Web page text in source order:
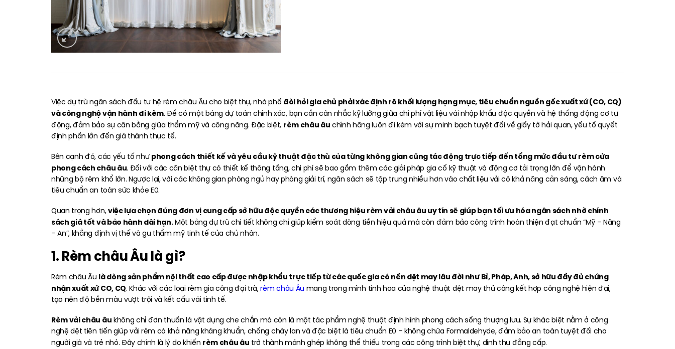
Việc dự trù ngân sách đầu tư hệ rèm châu Âu cho biệt thự, nhà phốđòi hỏi gia chủ phải xác định rõ khối lượng hạng mục, tiêu chuẩn nguồn gốc xuất xứ (CO, CQ)
và công nghệ vận hành đi kèm. Để có một bảng dự toán chính xác, bạn cần cân nhắc kỹ lưỡng giữa chi phí vật liệu vải nhập khẩu độc quyền và hệ thống động cơ tự
động, đảm bảo sự cân bằng giữa thẩm mỹ và công năng. Đặc biệt, rèm châu âuchính hãng luôn đi kèm với sự minh bạch tuyệt đối về giấy tờ hải quan, yếu tố quyết
định phần lớn đến giá thành thực tế.
Bên cạnh đó, các yếu tố nhưphong cách thiết kế và yêu cầu kỹ thuật đặc thù của từng không gian cũng tác động trực tiếp đến tổng mức đầu tư rèm cửa
phong cách châu âu. Đối với các căn biệt thự có thiết kế thông tầng, chi phí sẽ bao gồm thêm các giải pháp gia cố kỹ thuật và động cơ tải trọng lớn để vận hành
những bộ rèm khổ lớn. Ngược lại, với các không gian phòng ngủ hay phòng giải trí, ngân sách sẽ tập trung nhiều hơn vào chất liệu vải có khả năng cản sáng, cách âm và
tiêu chuẩn an toàn sức khỏe E0.
Quan trọng hơn,việc lựa chọn đúng đơn vị cung cấp sở hữu độc quyền các thương hiệu rèm vải châu âu uy tín sẽ giúp bạn tối ưu hóa ngân sách nhờ chính
sách giá tốt và bảo hành dài hạn.Một bảng dự trù chi tiết không chỉ giúp kiểm soát dòng tiền hiệu quả mà còn đảm bảo công trình hoàn thiện đạt chuẩn “Mỹ – Năng
– An”, khẳng định vị thế và gu thẩm mỹ tinh tế của chủ nhân.
1. Rèm châu Âu là gì?
Rèm châu Âu là dòng sản phẩm nội thất cao cấp được nhập khẩu trực tiếp từ các quốc gia có nền dệt may lâu đời như Bỉ, Pháp, Anh, sở hữu đầy đủ chứng
nhận xuất xứ CO, CQ. Khác với các loại rèm gia công đại trà,rèm châu Âu mang trong mình tinh hoa của nghệ thuật dệt may thủ công kết hợp công nghệ hiện đại,
tạo nên độ bền màu vượt trội và kết cấu vải tinh tế.
Rèm vải châu âukhông chỉ đơn thuần là vật dụng che chắn mà còn là một tác phẩm nghệ thuật định hình phong cách sống thượng lưu. Sự khác biệt nằm ở công
nghệ dệt tiên tiến giúp vải rèm có khả năng kháng khuẩn, chống cháy lan và đặc biệt là tiêu chuẩn E0 – không chứa Formaldehyde, đảm bảo an toàn tuyệt đối cho
người già và trẻ nhỏ. Đây chính là lý do khiến rèm châu âu trở thành mảnh ghép không thể thiếu trong các công trình biệt thự, dinh thự đẳng cấp.